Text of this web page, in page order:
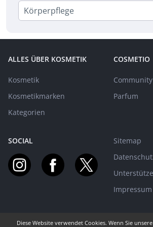
ALLES ÜBER KOSMETIK
Kosmetik
Kosmetikmarken
Kategorien
COSMETIO
Parfum
SOCIAL
Sitemap
Impressum
MIT EUCH AUF BEAUTY-REISE SEIT
Diese Website verwendet Cookies. Wenn Sie unsere